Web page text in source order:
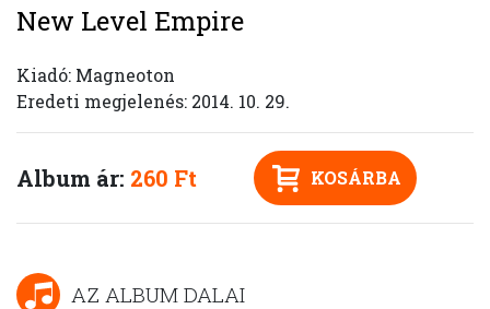
New Level Empire
Kiadó: Magneoton
Eredeti megjelenés: 2014. 10. 29.
Album ár: 260 Ft KOSÁRBA
AZ ALBUM DALAI